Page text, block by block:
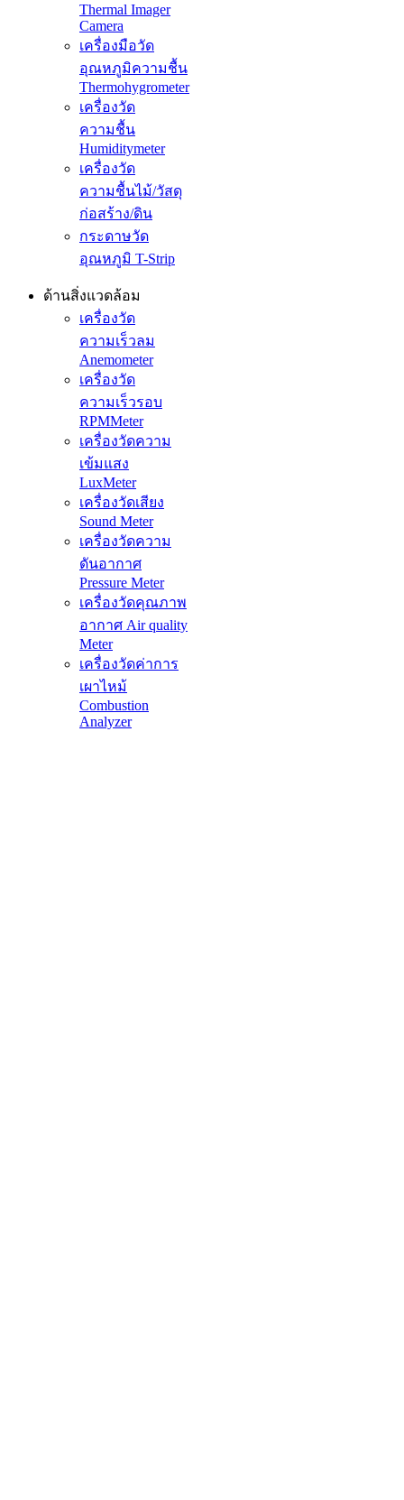
Thermal Imager
Camera
เครื่องมือวัด
อุณหภูมิความชื้น
Thermohygrometer
เครื่องวัด
ความชื้น
Humiditymeter
เครื่องวัด
ความชื้นไม้/วัสดุ
ก่อสร้าง/ดิน
กระดาษวัด
อุณหภูมิ T-Strip
ด้านสิ่งแวดล้อม
เครื่องวัด
ความเร็วลม
Anemometer
เครื่องวัด
ความเร็วรอบ
RPMMeter
เครื่องวัดความ
เข้มแสง
LuxMeter
เครื่องวัดเสียง
Sound Meter
เครื่องวัดความ
ดันอากาศ
Pressure Meter
เครื่องวัดคุณภาพ
อากาศ Air quality
Meter
เครื่องวัดค่าการ
เผาไหม้
Combustion
Analyzer